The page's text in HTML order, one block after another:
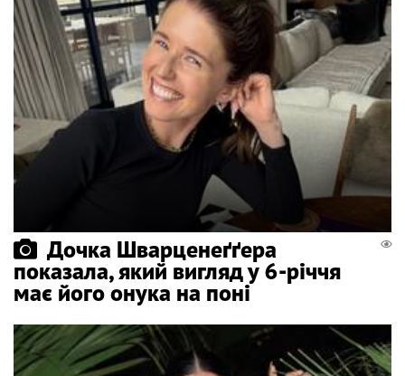
Дочка Шварценеґґера
показала, який вигляд у 6-річчя
має його онука на поні